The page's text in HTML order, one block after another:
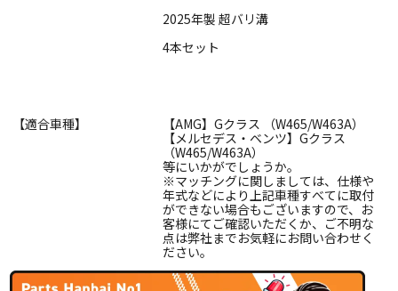
2025年製 超バリ溝
4本セット
【適合車種】
【AMG】Gクラス （W465/W463A）
【メルセデス・ベンツ】Gクラス
（W465/W463A）
等にいかがでしょうか。
※マッチングに関しましては、仕様や
年式などにより上記車種すべてに取付
ができない場合もございますので、お
客様にてご確認いただくか、ご不明な
点は弊社までお気軽にお問い合わせく
ださい。